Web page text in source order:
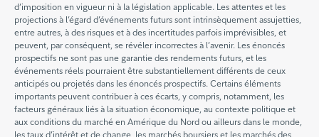
d’imposition en vigueur ni à la législation applicable. Les attentes et les
projections à l’égard d’événements futurs sont intrinsèquement assujetties,
entre autres, à des risques et à des incertitudes parfois imprévisibles, et
peuvent, par conséquent, se révéler incorrectes à l’avenir. Les énoncés
prospectifs ne sont pas une garantie des rendements futurs, et les
événements réels pourraient être substantiellement différents de ceux
anticipés ou projetés dans les énoncés prospectifs. Certains éléments
importants peuvent contribuer à ces écarts, y compris, notamment, les
facteurs généraux liés à la situation économique, au contexte politique et
aux conditions du marché en Amérique du Nord ou ailleurs dans le monde,
les taux d’intérêt et de change, les marchés boursiers et les marchés des